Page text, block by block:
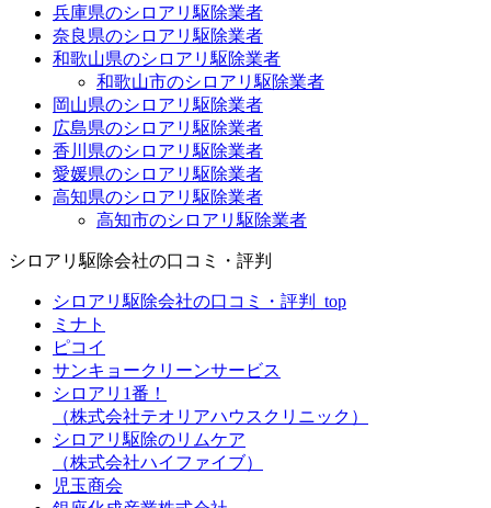
兵庫県のシロアリ駆除業者
奈良県のシロアリ駆除業者
和歌山県のシロアリ駆除業者
和歌山市のシロアリ駆除業者
岡山県のシロアリ駆除業者
広島県のシロアリ駆除業者
香川県のシロアリ駆除業者
愛媛県のシロアリ駆除業者
高知県のシロアリ駆除業者
高知市のシロアリ駆除業者
シロアリ駆除会社の口コミ・評判
シロアリ駆除会社の口コミ・評判_top
ミナト
ピコイ
サンキョークリーンサービス
シロアリ1番！
（株式会社テオリアハウスクリニック）
シロアリ駆除のリムケア
（株式会社ハイファイブ）
児玉商会